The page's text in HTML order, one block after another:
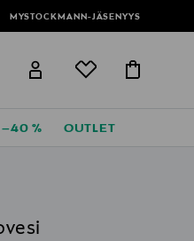
MYSTOCKMANN-JÄSENYYS
label.header.go
–40 % OUTLET